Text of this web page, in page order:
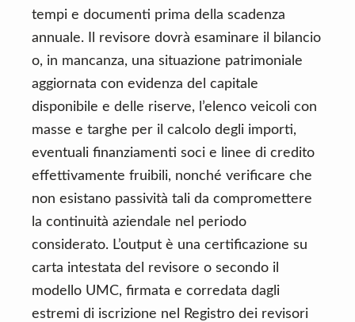
tempi e documenti prima della scadenza
annuale. Il revisore dovrà esaminare il bilancio
o, in mancanza, una situazione patrimoniale
aggiornata con evidenza del capitale
disponibile e delle riserve, l’elenco veicoli con
masse e targhe per il calcolo degli importi,
eventuali finanziamenti soci e linee di credito
effettivamente fruibili, nonché verificare che
non esistano passività tali da compromettere
la continuità aziendale nel periodo
considerato. L’output è una certificazione su
carta intestata del revisore o secondo il
modello UMC, firmata e corredata dagli
estremi di iscrizione nel Registro dei revisori